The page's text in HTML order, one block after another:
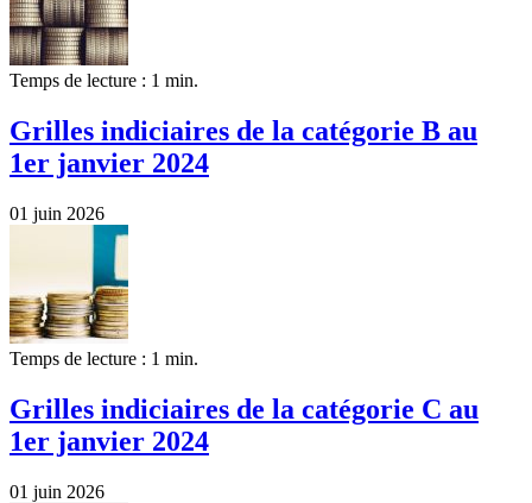
Temps de lecture : 1 min.
Grilles indiciaires de la catégorie B au
1er janvier 2024
01 juin 2026
Temps de lecture : 1 min.
Grilles indiciaires de la catégorie C au
1er janvier 2024
01 juin 2026